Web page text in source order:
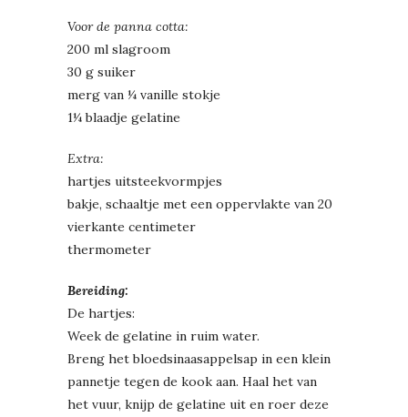
Voor de panna cotta:
200 ml slagroom
30 g suiker
merg van ¼ vanille stokje
1¼ blaadje gelatine
Extra:
hartjes uitsteekvormpjes
bakje, schaaltje met een oppervlakte van 20
vierkante centimeter
thermometer
Bereiding:
De hartjes:
Week de gelatine in ruim water.
Breng het bloedsinaasappelsap in een klein
pannetje tegen de kook aan. Haal het van
het vuur, knijp de gelatine uit en roer deze